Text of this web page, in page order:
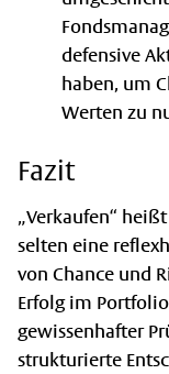
defensive
haben, um
Werten zu
Fazit
„Verkaufen“
selten eine
von Chance und
Erfolg im
gewissenhafter
strukturierte